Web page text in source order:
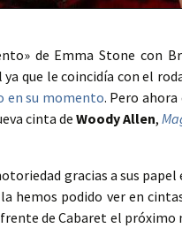
de Emma Stone con
que le coincidía con el
en su momento. Pero ahora
cinta de Woody Allen,
gracias a sus papel
hemos podido ver en
de Cabaret el